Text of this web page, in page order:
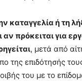
καταγγελία ή τη
πρόκειται για
, μετά από
της επιδότησής
του με το